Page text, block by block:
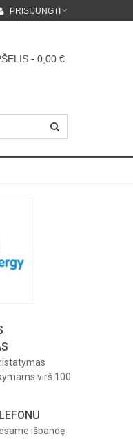
PRISIJUNGTI
- 0,00 €
virš 100
išbandę